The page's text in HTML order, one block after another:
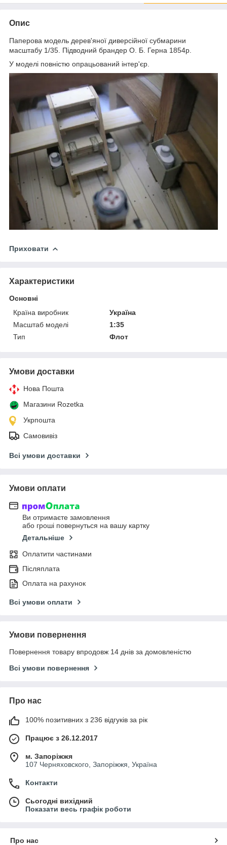
Опис
Паперова модель дерев'яної диверсійної субмарини
масштабу 1/35. Підводний брандер О. Б. Герна 1854р.
У моделі повністю опрацьований інтер'єр.
Приховати
Характеристики
Основні
Країна виробник
Україна
Масштаб моделі
1:35
Тип
Флот
Умови доставки
Нова Пошта
Магазини Rozetka
Укрпошта
Самовивіз
Всі умови доставки
Умови оплати
Ви отримаєте замовлення
або гроші повернуться на вашу картку
Детальніше
Оплатити частинами
Післяплата
Оплата на рахунок
Всі умови оплати
Умови повернення
Повернення товару впродовж 14 днів за домовленістю
Всі умови повернення
Про нас
100% позитивних з 236 відгуків за рік
Працює з 26.12.2017
м. Запоріжжя
107 Черняховского, Запоріжжя, Україна
Контакти
Сьогодні вихідний
Показати весь графік роботи
Про нас